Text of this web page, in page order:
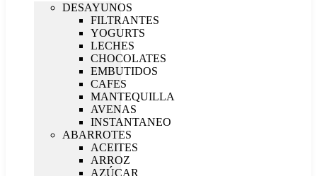
DESAYUNOS
FILTRANTES
YOGURTS
LECHES
CHOCOLATES
EMBUTIDOS
CAFES
MANTEQUILLA
AVENAS
INSTANTANEO
ABARROTES
ACEITES
ARROZ
AZÚCAR